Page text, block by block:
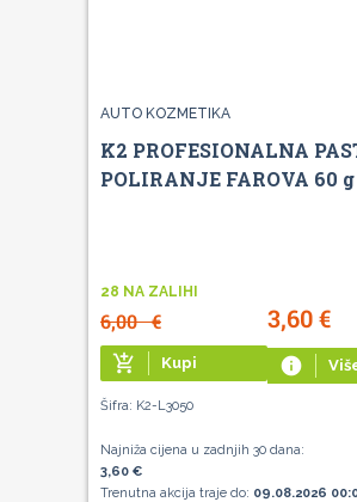
AUTO KOZMETIKA
K2 PROFESIONALNA
POLIRANJE FAROVA 60 g
28 NA ZALIHI
6,00€ 3,60€
add_shopping_cart Kupi info
Šifra: K2-L3050
Najniža cijena u zadnjih 30 dana:
3,60 €
Trenutna akcija traje do: 09.08.2026